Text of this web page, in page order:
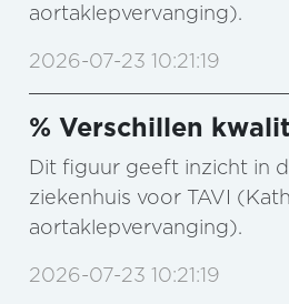
aortaklepvervanging).
2026-07-23 10:21:19
% Verschillen
Dit figuur geeft inzicht in
ziekenhuis voor TAVI
aortaklepvervanging).
2026-07-23 10:21:19